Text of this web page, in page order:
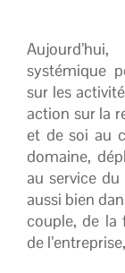
systémique
sur les
action sur la
et de soi au
domaine,
au service
aussi bien
couple, de la
de